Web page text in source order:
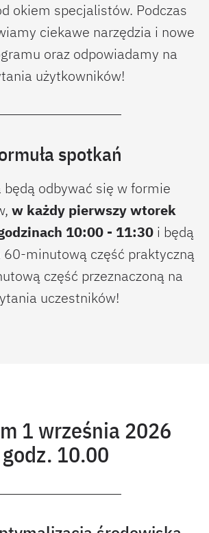
okiem specjalistów. Podczas
ciekawe narzędzia i nowe
oraz odpowiadamy na
użytkowników!
spotkań
będą odbywać się w formie
w każdy pierwszy wtorek
10:00 - 11:30i będą
60-minutową część praktyczną
część przeznaczoną na
uczestników!
1 września 2026
godz. 10.00